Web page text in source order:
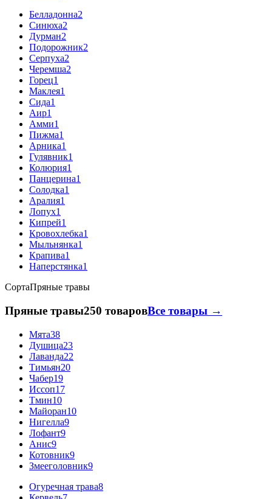
Белладонна2
Синюха2
Дурман2
Подорожник2
Серпуха2
Черемша2
Горец1
Маклея1
Сида1
Аир1
Амми1
Пижма1
Арника1
Гулявник1
Колюрия1
Панцерина1
Солодка1
Аралия1
Лопух1
Кипрей1
Кровохлебка1
Мыльнянка1
Крапива1
Наперстянка1
СортаПряные травы
Пряные травы250 товаровВсе товары →
Мята38
Душица23
Лаванда22
Тимьян20
Чабер19
Иссоп17
Тмин10
Майоран10
Нигелла9
Лофант9
Анис9
Котовник9
Змееголовник9
Огуречная трава8